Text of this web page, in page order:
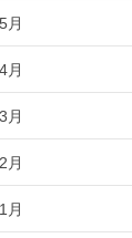
月
月
月
月
月